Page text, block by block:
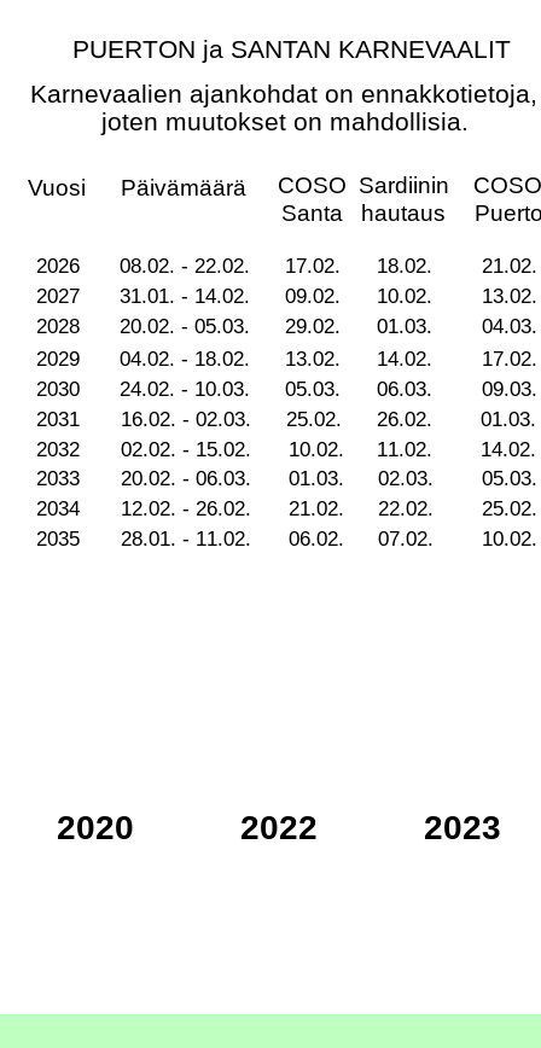
PUERTON ja SANTAN KARNEVAALIT
Vuosi Päivämäärä
COSO
Santa
Sardiinin
hautaus
COSO
2026 08.02. - 22.02. 17.02. 18.02.
21.02.
2027
31.01. - 14.02. 09.02. 10.02.
13.02.
2028
20.02. - 05.03. 29.02. 01.03.
04.03.
2029
04.02. - 18.02. 13.02. 14.02.
17.02.
2030
24.02. - 10.03. 05.03. 06.03. 09.03.
Karnevaalien ajankohdat on
joten muutokset on mahdollisia.
2031 16.02. - 02.03. 25.02. 26.02.
01.03.
2032
02.02. - 15.02. 10.02. 11.02. 14.02.
2033 20.02. - 06.03. 01.03. 02.03.
05.03.
2034
12.02. - 26.02. 21.02. 22.02.
25.02.
2035
28.01. - 11.02. 06.02. 07.02. 10.02.
2023
2022
2020